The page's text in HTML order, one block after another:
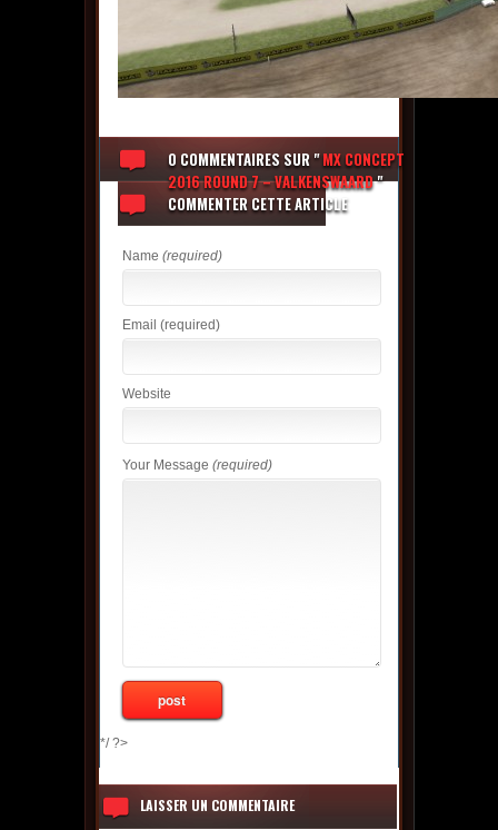
0 COMMENTAIRESSUR "MX CONCEPT
2016 ROUND 7 – VALKENSWAARD"
COMMENTER CETTE ARTICLE
Name (required)
Email (required)
Website
Your Message (required)
*/ ?>
LAISSER UN COMMENTAIRE